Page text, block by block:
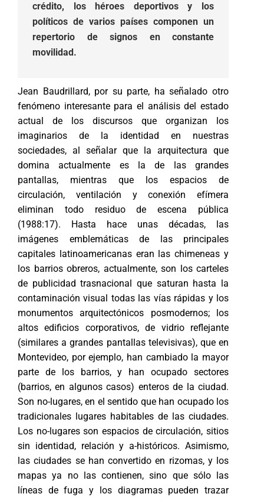
crédito, los héroes deportivos y los
políticos de varios países componen un
repertorio de signos en constante
movilidad.
Jean Baudrillard, por su parte, ha señalado otro
fenómeno interesante para el análisis del estado
actual de los discursos que organizan los
imaginarios de la identidad en nuestras
sociedades, al señalar que la arquitectura que
domina actualmente es la de las grandes
pantallas, mientras que los espacios de
circulación, ventilación y conexión efímera
eliminan todo residuo de escena pública
(1988:17). Hasta hace unas décadas, las
imágenes emblemáticas de las principales
capitales latinoamericanas eran las chimeneas y
los barrios obreros, actualmente, son los carteles
de publicidad trasnacional que saturan hasta la
contaminación visual todas las vías rápidas y los
monumentos arquitectónicos posmodernos; los
altos edificios corporativos, de vidrio reflejante
(similares a grandes pantallas televisivas), que en
Montevideo, por ejemplo, han cambiado la mayor
parte de los barrios, y han ocupado sectores
(barrios, en algunos casos) enteros de la ciudad.
Son no-lugares, en el sentido que han ocupado los
tradicionales lugares habitables de las ciudades.
Los no-lugares son espacios de circulación, sitios
sin identidad, relación y a-históricos. Asimismo,
las ciudades se han convertido en rizomas, y los
mapas ya no las contienen, sino que sólo las
líneas de fuga y los diagramas pueden trazar